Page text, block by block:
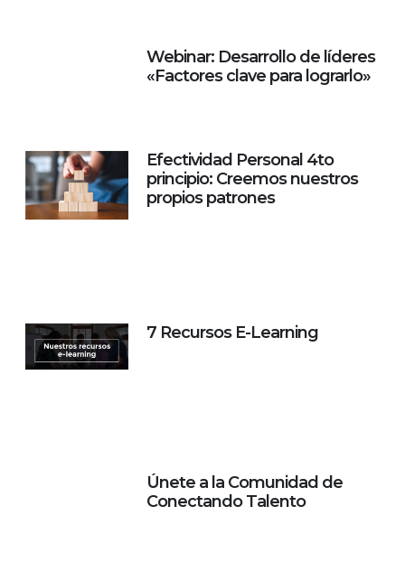
Webinar: Desarrollo de líderes
«Factores clave para lograrlo»
Efectividad Personal 4to
principio: Creemos nuestros
propios patrones
7 Recursos E-Learning
Únete a la Comunidad de
Conectando Talento